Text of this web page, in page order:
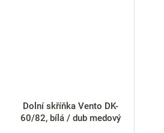
Dolní skříňka Vento DK-
60/82, bílá / dub medový